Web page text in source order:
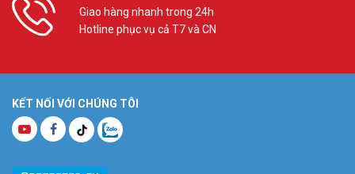
Giao hàng nhanh trong 24h
Hotline phục vụ cả T7 và CN
KẾT NỐI VỚI CHÚNG TÔI